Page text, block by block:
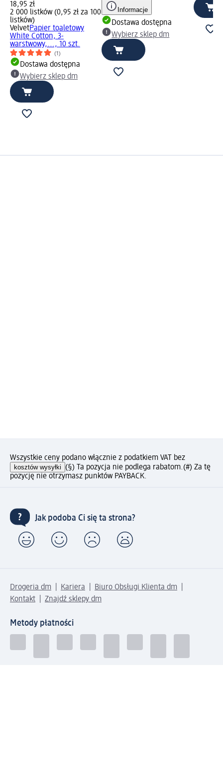
18,95 zł
2 000 listków (0,95 zł za 100
listków)
VelvetPapier toaletowy
White Cotton, 3-
warstwowy,..., 10 szt.
(1)
Dostawa dostępna
Wybierz sklep dm
Informacje
Dostawa dostępna
Wybierz sklep dm
Wszystkie ceny podano włącznie z podatkiem VAT bez
kosztów wysyłki (§) Ta pozycja nie podlega rabatom.(#) Za tę
pozycję nie otrzymasz punktów PAYBACK.
Jak podoba Ci się ta strona?
Drogeria dm Kariera
Biuro Obsługi Klienta dm
Kontakt
Znajdź sklepy dm
Metody płatności